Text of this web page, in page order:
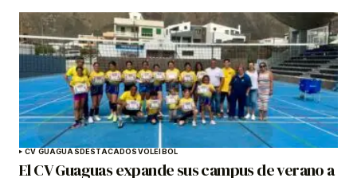
CV GUAGUASDESTACADOSVOLEIBOL
El CV Guaguas expande sus campus de verano a